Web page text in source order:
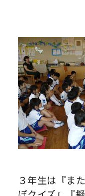
３年生は『ま